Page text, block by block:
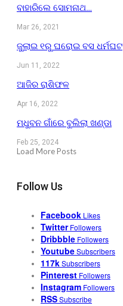
ବାହାରିଲେ ସୋମନାଥ…
Mar 26, 2021
ଜୁଲାଇ ୧ରୁ ଘରୋଇ ବସ ଧର୍ମଘଟ
Jun 11, 2022
ଆଜିର ରାଶିଫଳ
Apr 16, 2022
ମଧୁବନ ଗାଁରେ ବୁଲିଲା ଖଣ୍ଡା
Feb 25, 2024
Load More Posts
Follow Us
Facebook Likes
Twitter Followers
Dribbble Followers
YoutubeSubscribers
117kSubscribers
Pinterest Followers
Instagram Followers
RSSSubscribe